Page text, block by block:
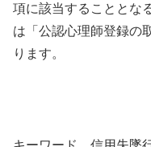
項に該当することとな
は「公認心理師登録の
ります。